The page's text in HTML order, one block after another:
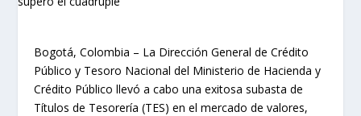
Bogotá, Colombia – La Dirección General de Crédito
Público y Tesoro Nacional del Ministerio de Hacienda y
Crédito Público llevó a cabo una exitosa subasta de
Títulos de Tesorería (TES) en el mercado de valores,